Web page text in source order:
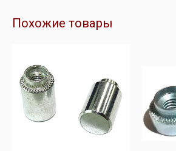
Похожие товары